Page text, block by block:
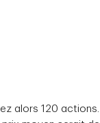
alors 120 actions.